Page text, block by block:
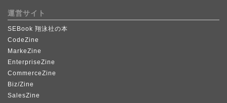
運営サイト
SEBook 翔泳社の本
CodeZine
MarkeZine
EnterpriseZine
CommerceZine
Biz/Zine
SalesZine